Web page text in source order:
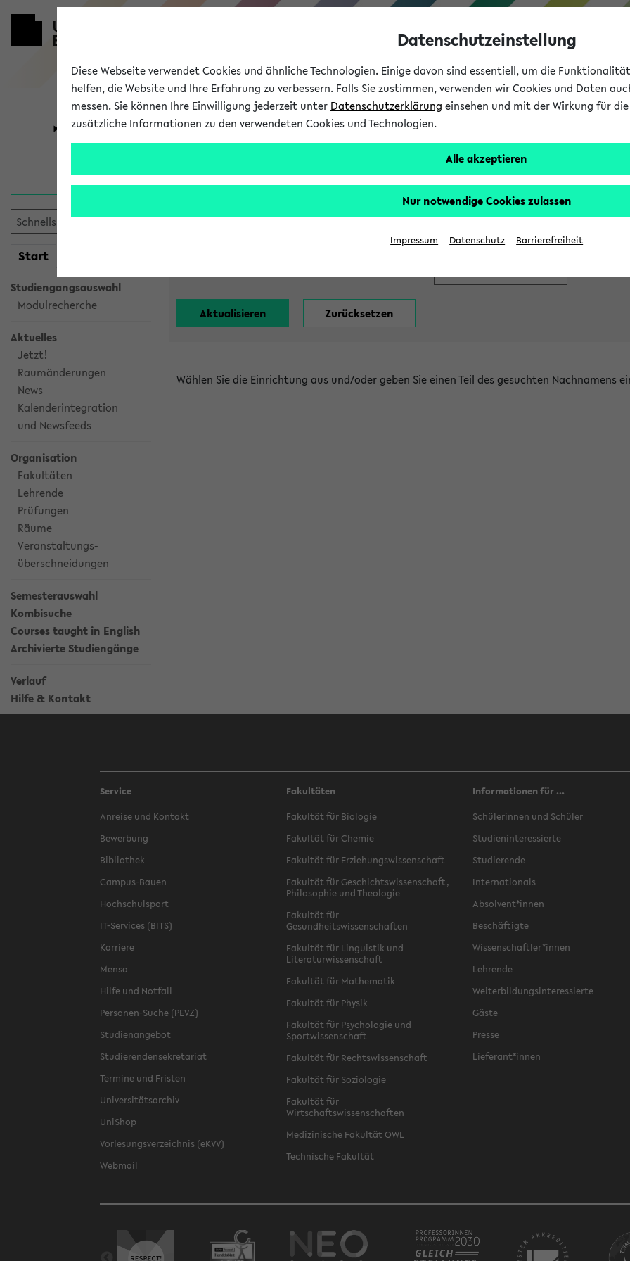
Universität Forschung Studium
Start
Studiengangsauswahl
Modulrecherche
Aktuelles
Jetzt!
Raumänderungen
News
Kalenderintegration
und Newsfeeds
Organisation
Fakultäten
Lehrende
Prüfungen
Räume
Veranstaltungs-
überschneidungen
Semesterauswahl
Kombisuche
Courses taught in English
Archivierte Studiengänge
Verlauf
Hilfe & Kontakt
Alle Lehrenden
Wählen Sie die Einrichtung aus und/oder geben Sie einen Teil des gesuchten Nachnamens
Service
Anreise und Kontakt
Bewerbung
Bibliothek
Campus-Bauen
Hochschulsport
IT-Services (BITS)
Karriere
Mensa
Hilfe und Notfall
Personen-Suche (PEVZ)
Studienangebot
Studierendensekretariat
Termine und Fristen
Universitätsarchiv
UniShop
Vorlesungsverzeichnis (eKVV)
Webmail
Fakultäten
Fakultät für Biologie
Fakultät für Chemie
Fakultät für Erziehungswissenschaft
Fakultät für Geschichtswissenschaft,
Philosophie und Theologie
Fakultät für
Gesundheitswissenschaften
Fakultät für Linguistik und
Literaturwissenschaft
Fakultät für Mathematik
Fakultät für Physik
Fakultät für Psychologie und
Sportwissenschaft
Fakultät für Rechtswissenschaft
Fakultät für Soziologie
Fakultät für
Wirtschaftswissenschaften
Medizinische Fakultät OWL
Technische Fakultät
Informationen für ...
Schülerinnen und Schüler
Studieninteressierte
Studierende
Internationals
Absolvent*innen
Beschäftigte
Wissenschaftler*innen
Lehrende
Weiterbildungsinteressierte
Gäste
Presse
Lieferant*innen
Datenschutzeinstellung
Diese Webseite verwendet Cookies und ähnliche Technologien. Einige davon sind essentiell, um die
helfen, die Website und Ihre Erfahrung zu verbessern. Falls Sie zustimmen, verwenden wir Cookies und Daten
messen. Sie können Ihre Einwilligung jederzeit unter Datenschutzerklärung einsehen und mit der Wirkung für
zusätzliche Informationen zu den verwendeten Cookies und Technologien.
Alle akzeptieren
Nur notwendige Cookies zulassen
Impressum Datenschutz Barrierefreiheit